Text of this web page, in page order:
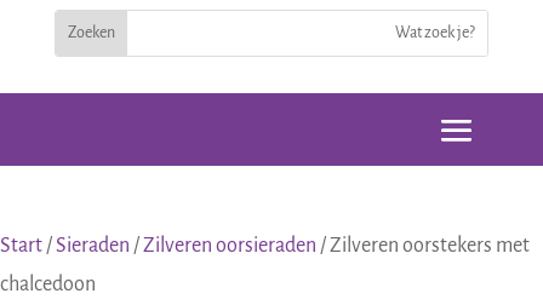
Start /Sieraden /Zilveren oorsieraden / Zilveren oorstekers met
chalcedoon